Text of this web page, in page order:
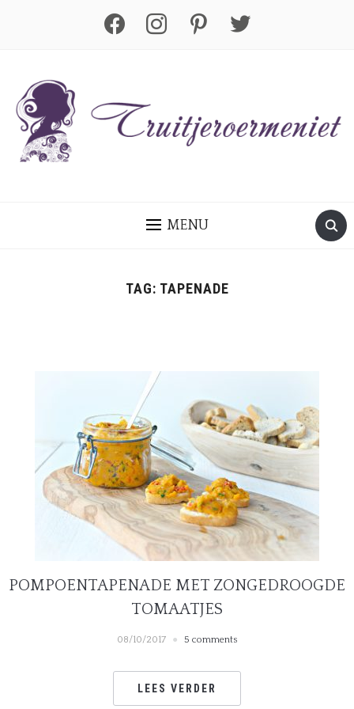
facebook instagram pinterest twitter
MENU
TAG: TAPENADE
POMPOENTAPENADE MET ZONGEDROOGDE
TOMAATJES
08/10/2017 5 comments
LEES VERDER